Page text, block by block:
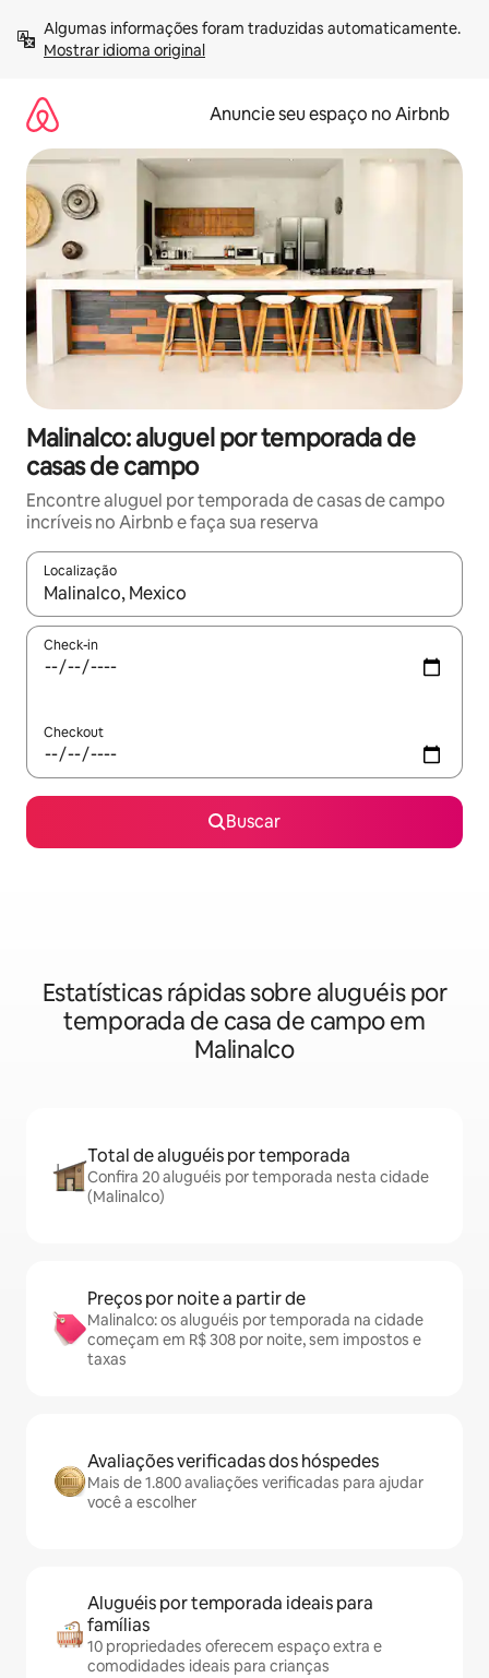
para
Mostrar idioma original
Anuncie seu espaço no Airbnb
Malinalco: aluguel por temporada de
casas de campo
Encontre aluguel por temporada de casas de campo
incríveis no Airbnb e faça sua reserva
Localização
Quando os resultados estiverem disponíveis, explore-os
Check-in
Checkout
Buscar
Estatísticas rápidas sobre aluguéis por
temporada de casa de campo em
Malinalco
Total de aluguéis por temporada
Confira 20 aluguéis por temporada nesta cidade
(Malinalco)
Preços por noite a partir de
Malinalco: os aluguéis por temporada na cidade
começam em R$ 308 por noite, sem impostos e
taxas
Avaliações verificadas dos hóspedes
Mais de 1.800 avaliações verificadas para ajudar
você a escolher
Aluguéis por temporada ideais para
famílias
10 propriedades oferecem espaço extra e
comodidades ideais para crianças